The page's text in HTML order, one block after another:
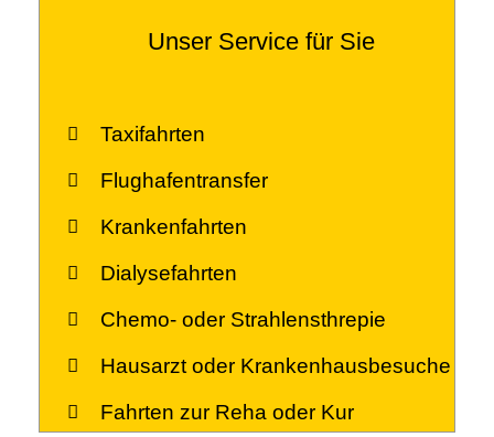
Unser Service für Sie
Taxifahrten
Flughafentransfer
Krankenfahrten
Dialysefahrten
Chemo- oder Strahlensthrepie
Hausarzt oder Krankenhausbesuche
Fahrten zur Reha oder Kur